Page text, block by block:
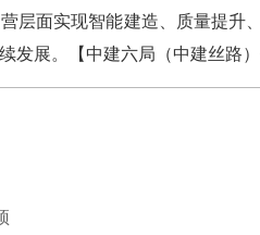
层面实现智能建造、质量提升
发展。【 中建六局（中建丝路